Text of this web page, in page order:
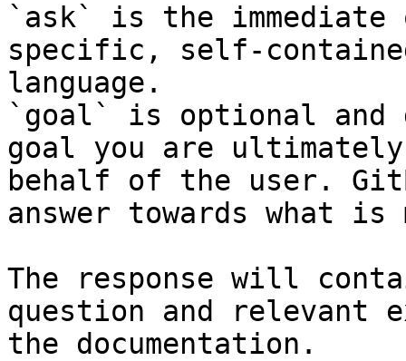
`ask` is the
specific, self-
language.
`goal` is optional and
goal you are
behalf of the user.
answer towards what
The response will
question and relevant
the documentation.